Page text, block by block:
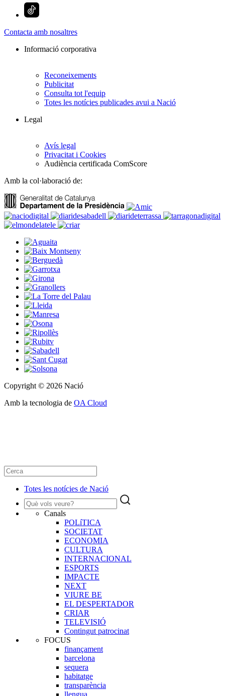
Contacta amb nosaltres
Informació corporativa
Reconeixements
Publicitat
Consulta tot l'equip
Totes les notícies publicades avui a Nació
Legal
Avís legal
Privacitat i Cookies
Audiència certificada ComScore
Amb la col·laboració de:
Copyright © 2026 Nació
Amb la tecnologia de OA Cloud
Totes les notícies de Nació
Canals
POLíTICA
SOCIETAT
ECONOMIA
CULTURA
INTERNACIONAL
ESPORTS
IMPACTE
NEXT
VIURE BE
EL DESPERTADOR
CRIAR
TELEVISIÓ
Contingut patrocinat
FOCUS
finançament
barcelona
sequera
habitatge
transparència
llengua